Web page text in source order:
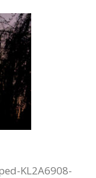
KL2A6908-